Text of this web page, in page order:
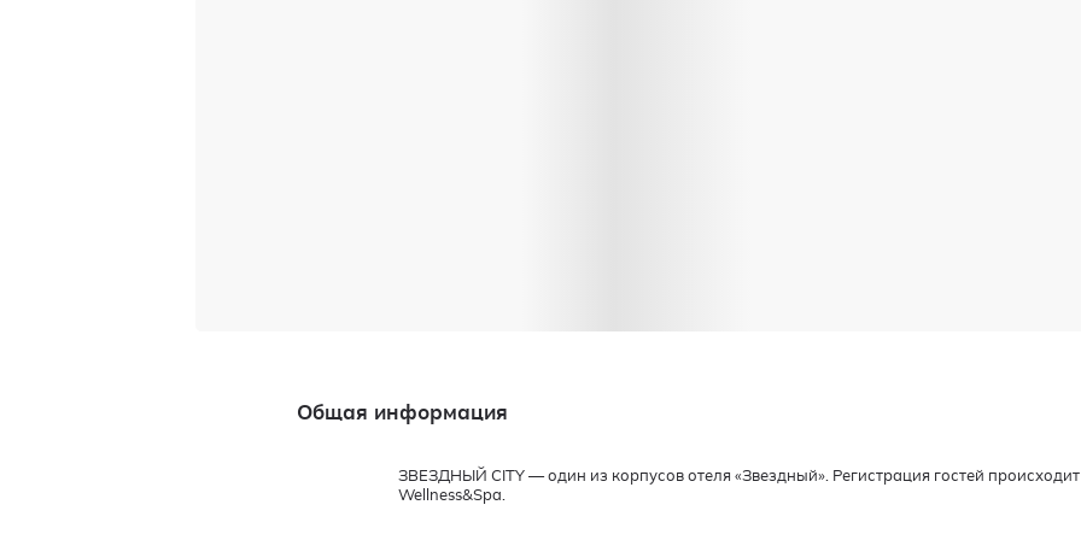
Общая информация
ЗВЕЗДНЫЙ CITY — один из корпусов отеля «Звездный». Регистрация гостей происходит
Wellness&Spa.